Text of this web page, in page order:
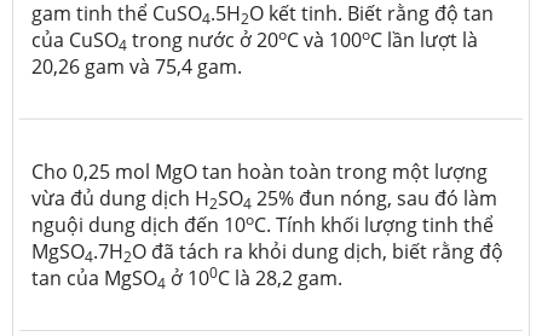
gam tinh thể CuSO4.5H2O kết tinh. Biết rằng độ tan
của CuSO4 trong nước ở 20oC và 100oC lần lượt là
20,26 gam và 75,4 gam.
Cho 0,25 mol MgO tan hoàn toàn trong một lượng
vừa đủ dung dịch H2SO4 25% đun nóng, sau đó làm
nguội dung dịch đến 10oC. Tính khối lượng tinh thể
MgSO4.7H2O đã tách ra khỏi dung dịch, biết rằng độ
tan của MgSO4 ở 100C là 28,2 gam.